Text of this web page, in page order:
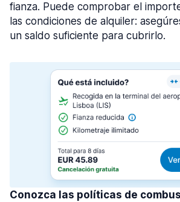
fianza. Puede comprobar el
las condiciones de alquiler:
un saldo suficiente para cubrirlo.
Conozca las políticas de